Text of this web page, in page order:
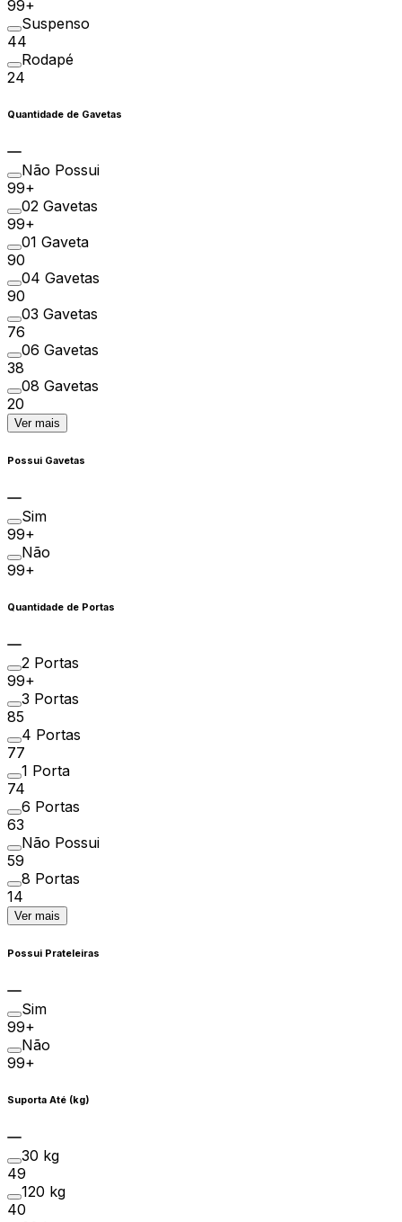
99+
Suspenso
44
Rodapé
24
Quantidade de Gavetas
Não Possui
99+
02 Gavetas
99+
01 Gaveta
90
04 Gavetas
90
03 Gavetas
76
06 Gavetas
38
08 Gavetas
20
Ver mais
Possui Gavetas
Sim
99+
Não
99+
Quantidade de Portas
2 Portas
99+
3 Portas
85
4 Portas
77
1 Porta
74
6 Portas
63
Não Possui
59
8 Portas
14
Ver mais
Possui Prateleiras
Sim
99+
Não
99+
Suporta Até (kg)
30 kg
49
120 kg
40